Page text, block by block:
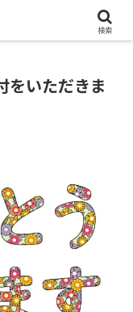
出会いを。
をいただきま
検索